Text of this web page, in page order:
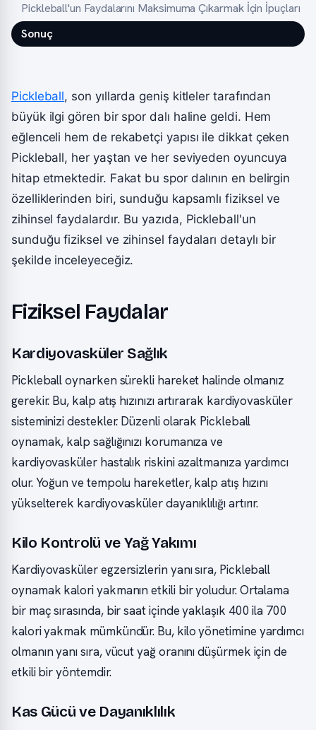
Pickleball'un Faydalarını Maksimuma Çıkarmak İçin İpuçları
Sonuç
Pickleball, son yıllarda geniş kitleler tarafından
büyük ilgi gören bir spor dalı haline geldi. Hem
eğlenceli hem de rekabetçi yapısı ile dikkat çeken
Pickleball, her yaştan ve her seviyeden oyuncuya
hitap etmektedir. Fakat bu spor dalının en belirgin
özelliklerinden biri, sunduğu kapsamlı fiziksel ve
zihinsel faydalardır. Bu yazıda, Pickleball'un
sunduğu fiziksel ve zihinsel faydaları detaylı bir
şekilde inceleyeceğiz.
Fiziksel Faydalar
Kardiyovasküler Sağlık
Pickleball oynarken sürekli hareket halinde olmanız
gerekir. Bu, kalp atış hızınızı artırarak kardiyovasküler
sisteminizi destekler. Düzenli olarak Pickleball
oynamak, kalp sağlığınızı korumanıza ve
kardiyovasküler hastalık riskini azaltmanıza yardımcı
olur. Yoğun ve tempolu hareketler, kalp atış hızını
yükselterek kardiyovasküler dayanıklılığı artırır.
Kilo Kontrolü ve Yağ Yakımı
Kardiyovasküler egzersizlerin yanı sıra, Pickleball
oynamak kalori yakmanın etkili bir yoludur. Ortalama
bir maç sırasında, bir saat içinde yaklaşık 400 ila 700
kalori yakmak mümkündür. Bu, kilo yönetimine yardımcı
olmanın yanı sıra, vücut yağ oranını düşürmek için de
etkili bir yöntemdir.
Kas Gücü ve Dayanıklılık